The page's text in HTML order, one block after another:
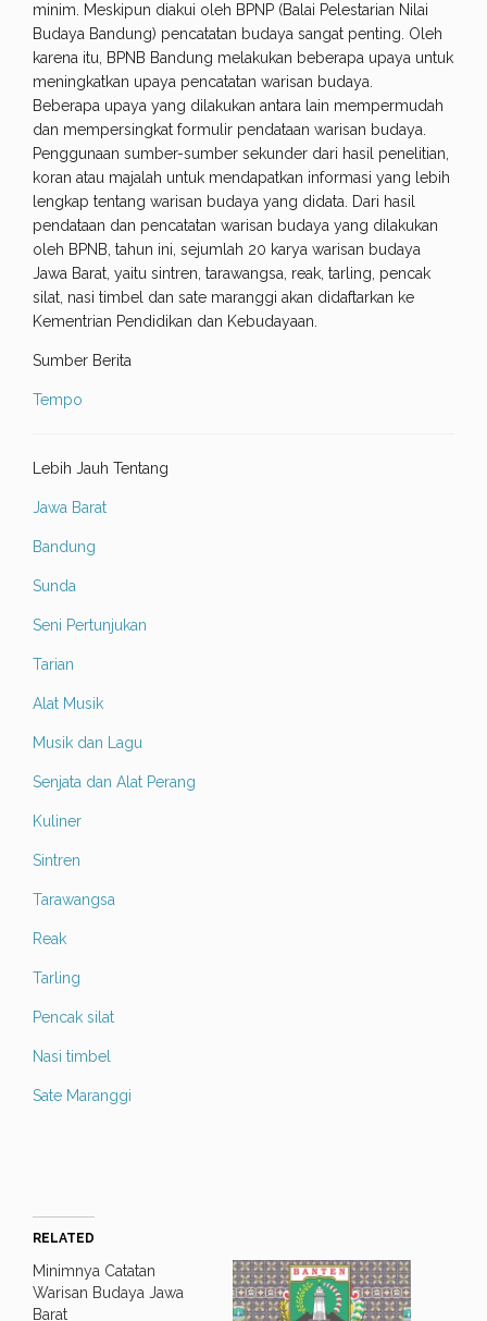
minim. Meskipun diakui oleh BPNP (Balai Pelestarian Nilai
Budaya Bandung) pencatatan budaya sangat penting. Oleh
karena itu, BPNB Bandung melakukan beberapa upaya untuk
meningkatkan upaya pencatatan warisan budaya.
Beberapa upaya yang dilakukan antara lain mempermudah
dan mempersingkat formulir pendataan warisan budaya.
Penggunaan sumber-sumber sekunder dari hasil penelitian,
koran atau majalah untuk mendapatkan informasi yang lebih
lengkap tentang warisan budaya yang didata. Dari hasil
pendataan dan pencatatan warisan budaya yang dilakukan
oleh BPNB, tahun ini, sejumlah 20 karya warisan budaya
Jawa Barat, yaitu sintren, tarawangsa, reak, tarling, pencak
silat, nasi timbel dan sate maranggi akan didaftarkan ke
Kementrian Pendidikan dan Kebudayaan.
Sumber Berita
Tempo
Lebih Jauh Tentang
Jawa Barat
Bandung
Sunda
Seni Pertunjukan
Tarian
Alat Musik
Musik dan Lagu
Senjata dan Alat Perang
Kuliner
Sintren
Tarawangsa
Reak
Tarling
Pencak silat
Nasi timbel
Sate Maranggi
RELATED
Minimnya Catatan
Warisan Budaya Jawa
Barat